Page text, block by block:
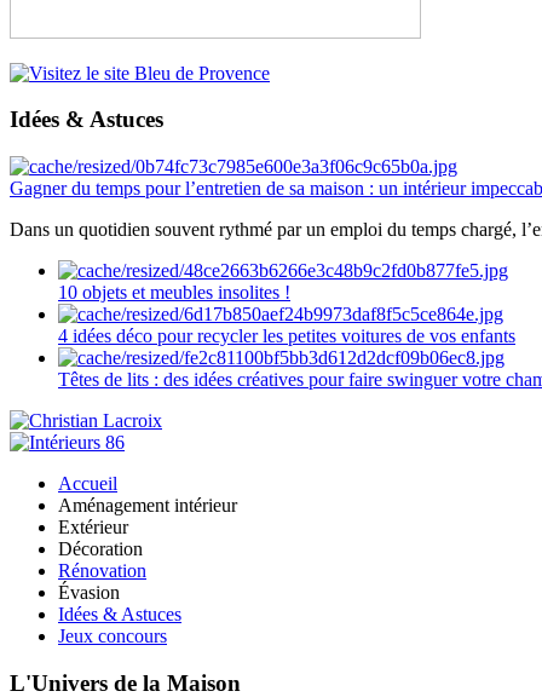
Idées & Astuces
Gagner du temps pour l’entretien de sa maison : un intérieur
Dans un quotidien souvent rythmé par un emploi du temps chargé,
10 objets et meubles insolites !
4 idées déco pour recycler les petites voitures de vos enfants
Têtes de lits : des idées créatives pour faire swinguer votre
Accueil
Aménagement intérieur
Extérieur
Décoration
Rénovation
Évasion
Idées & Astuces
Jeux concours
L'Univers de la Maison